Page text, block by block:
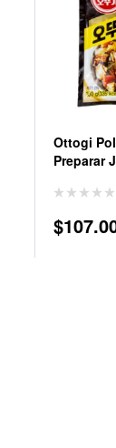
Ottogi
Preparar
$